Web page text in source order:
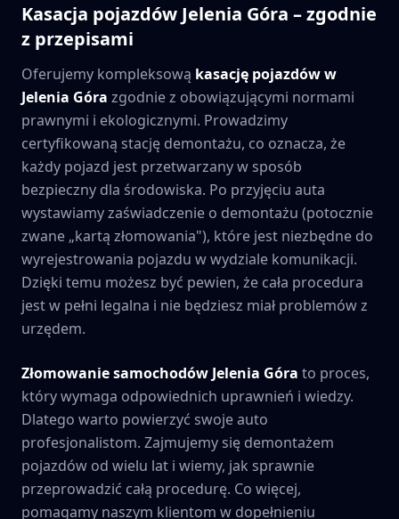
Kasacja pojazdów Jelenia Góra – zgodnie
z przepisami
Oferujemy kompleksową kasację pojazdów w
Jelenia Góra zgodnie z obowiązującymi normami
prawnymi i ekologicznymi. Prowadzimy
certyfikowaną stację demontażu, co oznacza, że
każdy pojazd jest przetwarzany w sposób
bezpieczny dla środowiska. Po przyjęciu auta
wystawiamy zaświadczenie o demontażu (potocznie
zwane „kartą złomowania"), które jest niezbędne do
wyrejestrowania pojazdu w wydziale komunikacji.
Dzięki temu możesz być pewien, że cała procedura
jest w pełni legalna i nie będziesz miał problemów z
urzędem.
Złomowanie samochodów Jelenia Góra to proces,
który wymaga odpowiednich uprawnień i wiedzy.
Dlatego warto powierzyć swoje auto
profesjonalistom. Zajmujemy się demontażem
pojazdów od wielu lat i wiemy, jak sprawnie
przeprowadzić całą procedurę. Co więcej,
pomagamy naszym klientom w dopełnieniu